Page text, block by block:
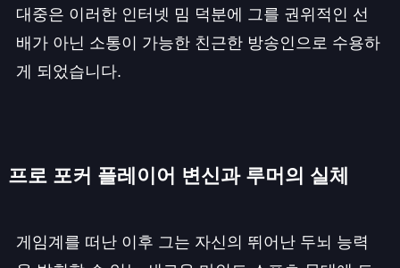
대중은 이러한 인터넷 밈 덕분에 그를 권위적인 선
배가 아닌 소통이 가능한 친근한 방송인으로 수용하
게 되었습니다.
프로 포커 플레이어 변신과 루머의 실체
게임계를 떠난 이후 그는 자신의 뛰어난 두뇌 능력